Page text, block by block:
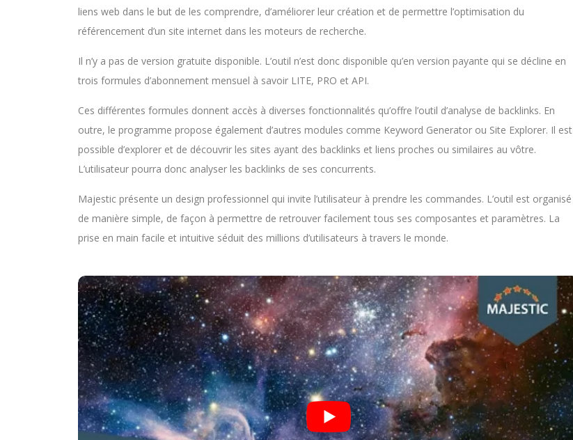
liens web dans le but de les comprendre, d’améliorer leur création et de permettre l’optimisation du
référencement d’un site internet dans les moteurs de recherche.
Il n’y a pas de version gratuite disponible. L’outil n’est donc disponible qu’en version payante qui se décline en
trois formules d’abonnement mensuel à savoir LITE, PRO et API.
Ces différentes formules donnent accès à diverses fonctionnalités qu’offre l’outil d’analyse de backlinks. En
outre, le programme propose également d’autres modules comme Keyword Generator ou Site Explorer. Il est
possible d’explorer et de découvrir les sites ayant des backlinks et liens proches ou similaires au vôtre.
L’utilisateur pourra donc analyser les backlinks de ses concurrents.
Majestic présente un design professionnel qui invite l’utilisateur à prendre les commandes. L’outil est organisé
de manière simple, de façon à permettre de retrouver facilement tous ses composantes et paramètres. La
prise en main facile et intuitive séduit des millions d’utilisateurs à travers le monde.